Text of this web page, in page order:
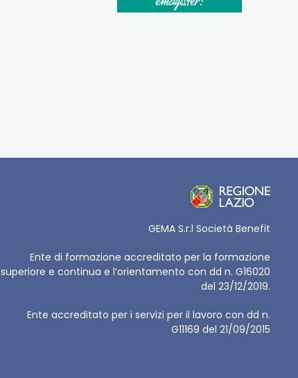
GEMA S.r.l Società Benefit
Ente di formazione accreditato per la formazione
superiore e continua e l’orientamento con dd n. G16020
del 23/12/2019.
Ente accreditato per i servizi per il lavoro con dd n.
G11169 del 21/09/2015